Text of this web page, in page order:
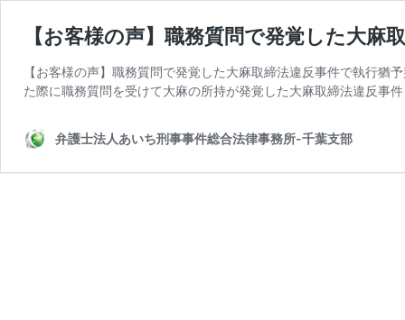
【お客様の声】職務質問で発覚した大麻
【お客様の声】職務質問で発覚した大麻取締法違反事件で執行
た際に職務質問を受けて大麻の所持が発覚した大麻取締法違反事
弁護士法人あいち刑事事件総合法律事務所-千葉支部